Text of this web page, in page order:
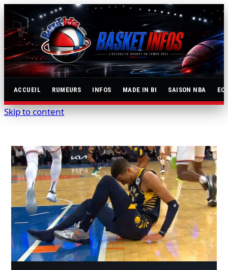
ACCUEIL RUMEURS INFOS MADE IN BI SAISON NBA
Skip to content